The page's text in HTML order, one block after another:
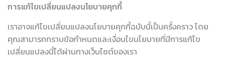
การแก้ไขเปลี่ยนแปลงนโยบายคุกกี้
เราอาจแก้ไขเปลี่ยนแปลงนโยบายคุกกี้ฉบับนี้เป็นครั้งคราว โดย
คุณสามารถทราบข้อกำหนดและเงื่อนไขนโยบายที่มีการแก้ไข
เปลี่ยนแปลงนี้ได้ผ่านทางเว็บไซต์ของเรา